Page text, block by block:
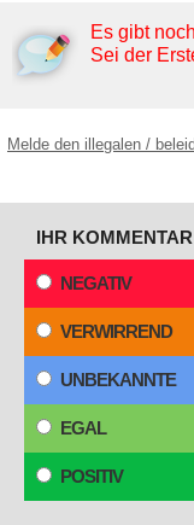
Es gibt
Sei der
Melde den illegalen /
IHR
NEGATIV
VERWIRREND
UNBEKANNTE
EGAL
POSITIV